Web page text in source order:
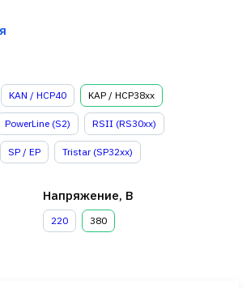
KAN / HCP40 KAP / HCP38xx
PowerLine (S2) RSII (RS30xx)
SP / EP Tristar (SP32xx)
Напряжение, В
220 380